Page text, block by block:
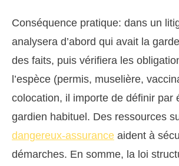
Conséquence pratique: dans un
analysera d’abord qui avait la
des faits, puis vérifiera les
l’espèce (permis, muselière,
colocation, il importe de définir par
gardien habituel. Des ressources
dangereux-assurance aident à
démarches. En somme, la loi